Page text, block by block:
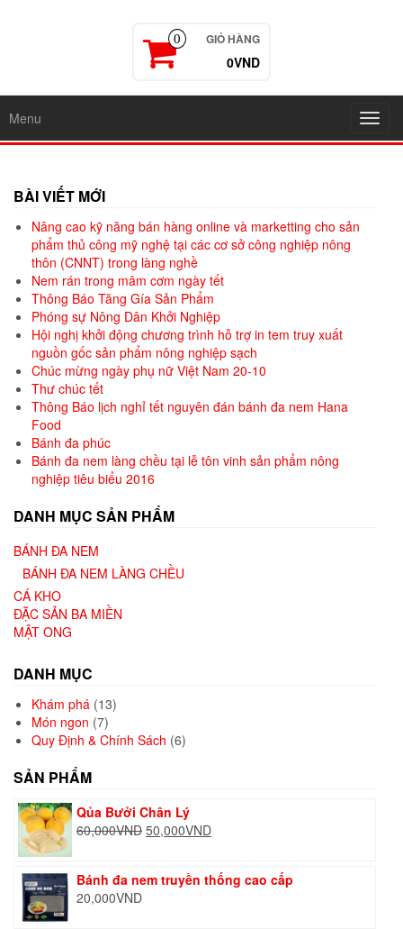
0 GIỎ HÀNG
0VND
Menu
BÀI VIẾT MỚI
Nâng cao kỹ năng bán hàng online và marketting cho sản
phẩm thủ công mỹ nghệ tại các cơ sở công nghiệp nông
thôn (CNNT) trong làng nghề
Nem rán trong mâm cơm ngày tết
Thông Báo Tăng Gía Sản Phẩm
Phóng sự Nông Dân Khởi Nghiệp
Hội nghị khởi động chương trình hỗ trợ in tem truy xuất
nguồn gốc sản phẩm nông nghiệp sạch
Chúc mừng ngày phụ nữ Việt Nam 20-10
Thư chúc tết
Thông Báo lịch nghỉ tết nguyên đán bánh đa nem Hana
Food
Bánh đa phúc
Bánh đa nem làng chều tại lễ tôn vinh sản phẩm nông
nghiệp tiêu biểu 2016
DANH MỤC SẢN PHẨM
BÁNH ĐA NEM
BÁNH ĐA NEM LÀNG CHỀU
CÁ KHO
ĐẶC SẢN BA MIỀN
MẬT ONG
DANH MỤC
Khám phá (13)
Món ngon (7)
Quy Định & Chính Sách (6)
SẢN PHẨM
Qủa Bưởi Chân Lý
60,000VND Giá
60,000VND.
50,000VNDGiá
là:
Bánh đa nem truyền thống cao cấp
20,000VND